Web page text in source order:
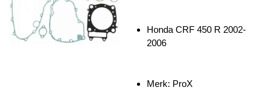
Honda CRF 450 R 2002-
2006
Merk: ProX